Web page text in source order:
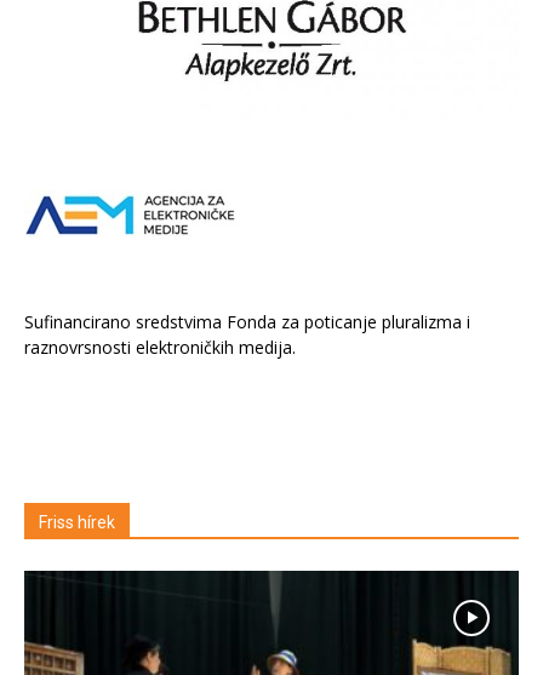
Sufinancirano sredstvima Fonda za poticanje pluralizma i
raznovrsnosti elektroničkih medija.
Friss hírek